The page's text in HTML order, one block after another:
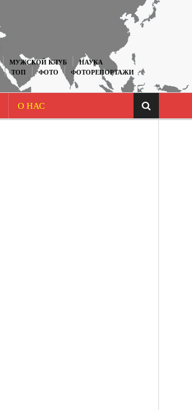
МУЖСКОЙ КЛУБ
НАУКА
ТОП ФОТО
ФОТОРЕПОРТАЖИ
О НАС